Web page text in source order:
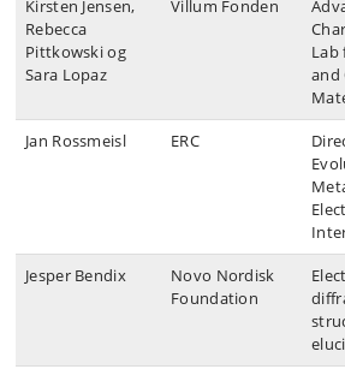
Kirsten Jensen,
Rebecca
Pittkowski og
Sara Lopaz
Villum Fonden
Lab
and
Jan Rossmeisl ERC
Jesper Bendix
Novo Nordisk
Foundation